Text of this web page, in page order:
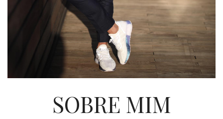
SOBRE MIM